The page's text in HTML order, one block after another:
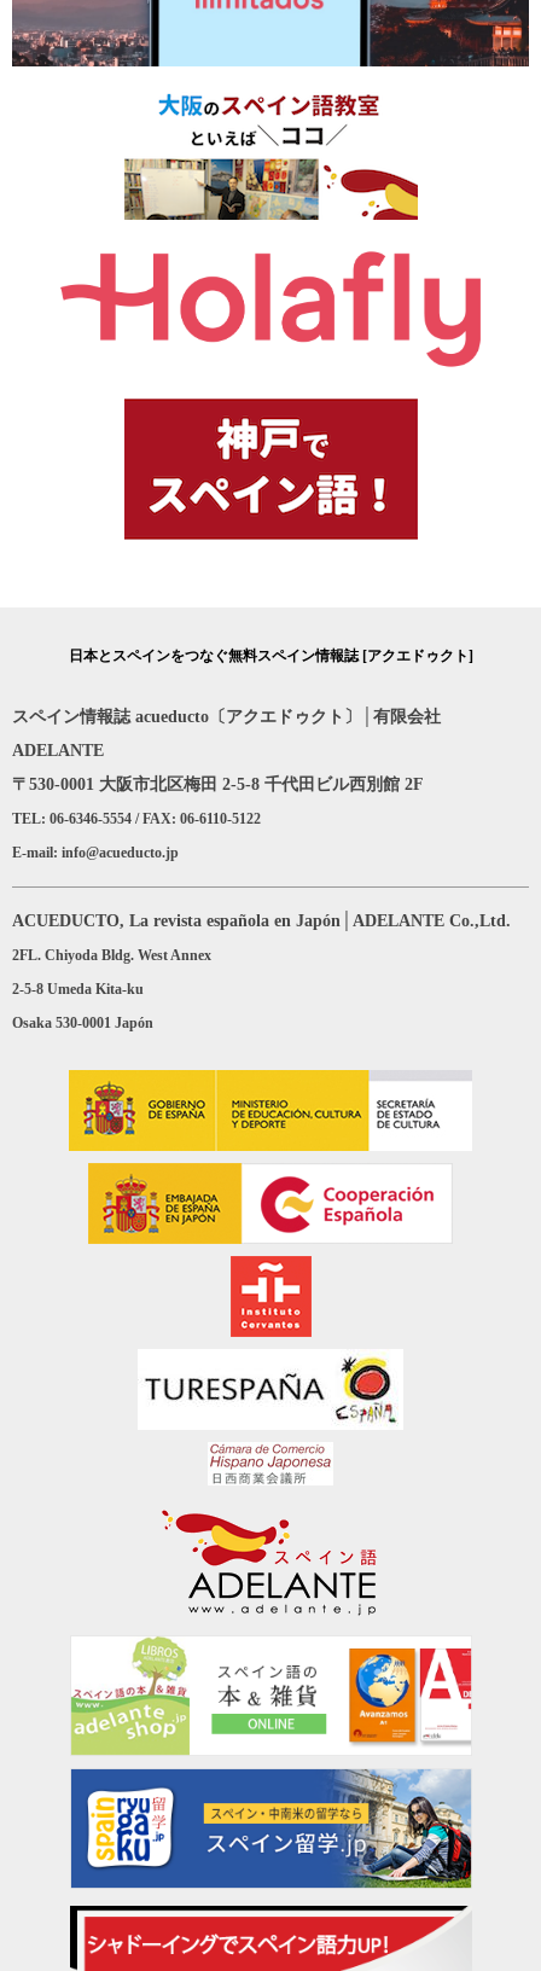
日本とスペインをつなぐ無料スペイン情報誌 [アクエドゥクト]
スペイン情報誌 acueducto〔アクエドゥクト〕│有限会社
ADELANTE
〒530-0001 大阪市北区梅田 2-5-8 千代田ビル西別館 2F
TEL: 06-6346-5554 / FAX: 06-6110-5122
E-mail: info@acueducto.jp
ACUEDUCTO, La revista española en Japón│ADELANTE Co.,Ltd.
2FL. Chiyoda Bldg. West Annex
2-5-8 Umeda Kita-ku
Osaka 530-0001 Japón